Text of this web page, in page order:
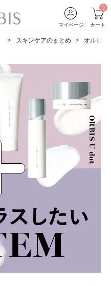
マイページ
0
カート
スキンケアのまとめ オルビス